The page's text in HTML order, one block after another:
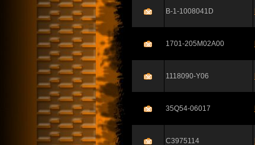
B-1-1008041D
1701-205M02A00
1118090-Y06
35Q54-06017
C3975114